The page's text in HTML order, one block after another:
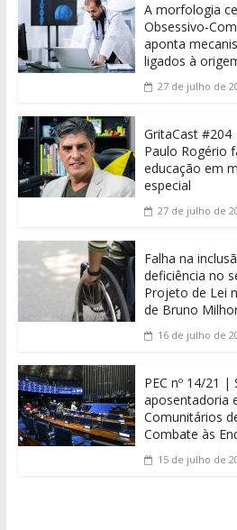
A morfologia
Obsessivo-
aponta
ligados à
27 de julho de
GritaCast
Paulo Rogério
educação em
especial
27 de julho de
Falha na
deficiência no
Projeto de Lei
de Bruno
16 de julho de
PEC nº 14/21 |
aposentadoria
Comunitários
Combate às
15 de julho de